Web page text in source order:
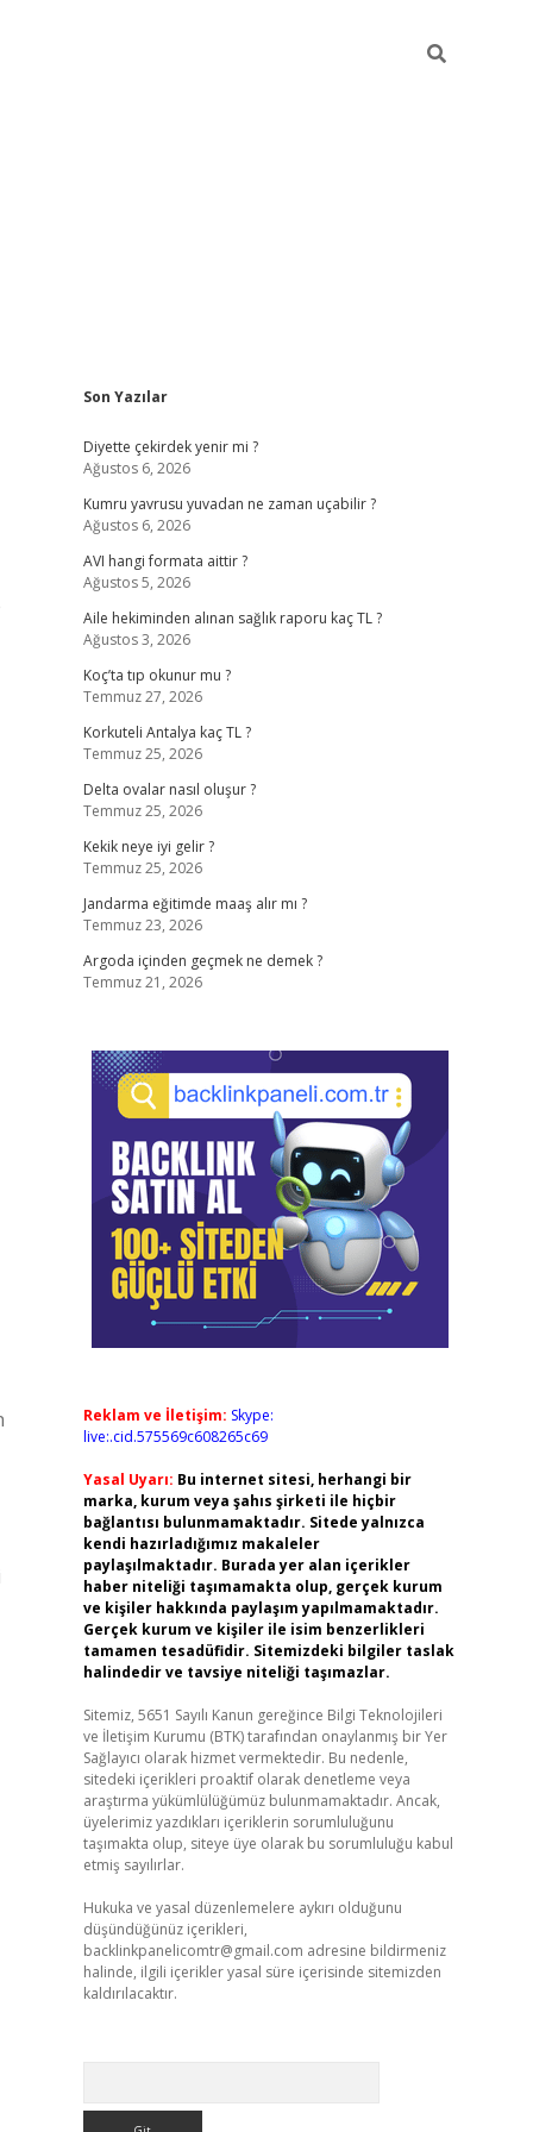
Sidebar
Son Yazılar
Diyette çekirdek yenir mi ?
Ağustos 6, 2026
Kumru yavrusu yuvadan ne zaman uçabilir ?
Ağustos 6, 2026
AVI hangi formata aittir ?
Ağustos 5, 2026
Aile hekiminden alınan sağlık raporu kaç TL ?
Ağustos 3, 2026
Koç’ta tıp okunur mu ?
Temmuz 27, 2026
Korkuteli Antalya kaç TL ?
Temmuz 25, 2026
Delta ovalar nasıl oluşur ?
Temmuz 25, 2026
Kekik neye iyi gelir ?
Temmuz 25, 2026
Jandarma eğitimde maaş alır mı ?
Temmuz 23, 2026
Argoda içinden geçmek ne demek ?
Temmuz 21, 2026
Reklam ve İletişim: Skype:
live:.cid.575569c608265c69
Yasal Uyarı: Bu internet sitesi, herhangi bir
marka, kurum veya şahıs şirketi ile hiçbir
bağlantısı bulunmamaktadır. Sitede yalnızca
kendi hazırladığımız makaleler
paylaşılmaktadır. Burada yer alan içerikler
haber niteliği taşımamakta olup, gerçek kurum
ve kişiler hakkında paylaşım yapılmamaktadır.
Gerçek kurum ve kişiler ile isim benzerlikleri
tamamen tesadüfidir. Sitemizdeki bilgiler taslak
halindedir ve tavsiye niteliği taşımazlar.
Sitemiz, 5651 Sayılı Kanun gereğince Bilgi Teknolojileri
ve İletişim Kurumu (BTK) tarafından onaylanmış bir Yer
Sağlayıcı olarak hizmet vermektedir. Bu nedenle,
sitedeki içerikleri proaktif olarak denetleme veya
araştırma yükümlülüğümüz bulunmamaktadır. Ancak,
üyelerimiz yazdıkları içeriklerin sorumluluğunu
taşımakta olup, siteye üye olarak bu sorumluluğu kabul
etmiş sayılırlar.
Hukuka ve yasal düzenlemelere aykırı olduğunu
düşündüğünüz içerikleri,
backlinkpanelicomtr@gmail.com adresine bildirmeniz
halinde, ilgili içerikler yasal süre içerisinde sitemizden
kaldırılacaktır.